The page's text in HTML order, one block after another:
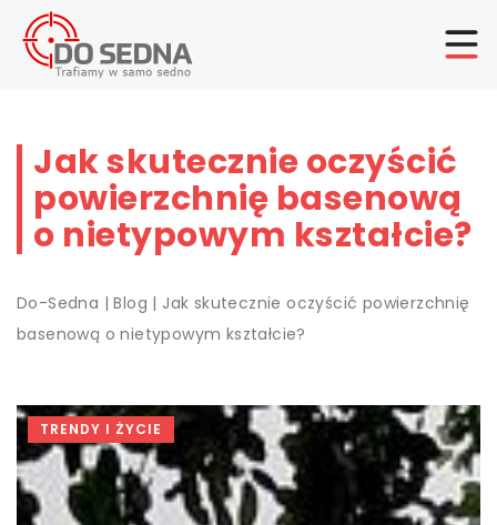
Jak skutecznie oczyścić
powierzchnię basenową
o nietypowym kształcie?
Do-Sedna |Blog | Jak skutecznie oczyścić powierzchnię
basenową o nietypowym kształcie?
TRENDY I ŻYCIE